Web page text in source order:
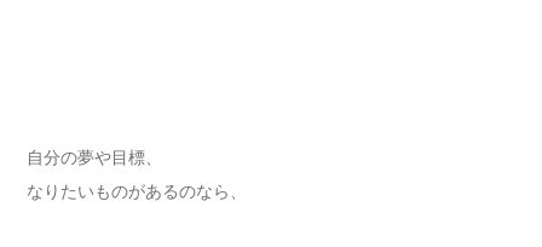
自分の夢や目標、
なりたいものがあるのなら、